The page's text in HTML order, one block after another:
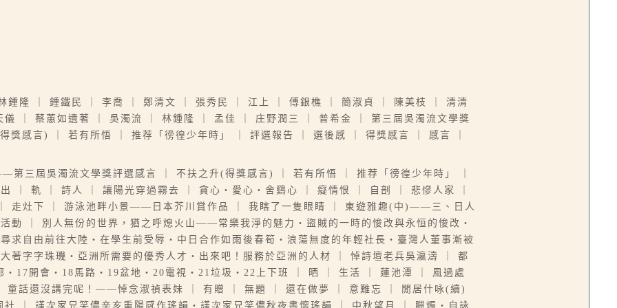
鍾隆 ｜ 鍾鐵民 ｜ 李喬 ｜ 鄭清文 ｜ 張秀民 ｜ 江上 ｜ 傅銀樵 ｜ 簡淑貞 ｜ 陳美枝 ｜ 清清
｜ 蔡蕙如遺著 ｜ 吳濁流 ｜ 林鍾隆 ｜ 孟佳 ｜ 庄野潤三 ｜ 普希金 ｜ 第三屆吳濁流文學獎
獎感言) ｜ 若有所悟 ｜ 推荐「徬徨少年時」 ｜ 評選報告 ｜ 選後感 ｜ 得獎感言 ｜ 感言 ｜
第三屆吳濁流文學獎評選感言 ｜ 不扶之升(得獎感言) ｜ 若有所悟 ｜ 推荐「徬徨少年時」 ｜
｜ 軌 ｜ 詩人 ｜ 讓陽光穿過霧去 ｜ 貪心‧愛心‧舍鷄心 ｜ 癡情恨 ｜ 自剖 ｜ 悲慘人家 ｜
走灶下 ｜ 游泳池畔小景——日本芥川賞作品 ｜ 我瞎了一隻眼睛 ｜ 東遊雅趣(中)——三、日人
動 ｜ 別人無份的世界，猶之呼熄火山——常樂我淨的魅力‧盜賊的一時的悛改與永恒的悛改‧
求自由前往大陸‧在學生前受辱‧中日合作如雨後春筍‧浪蕩無度的年輕社長‧臺灣人董事漸被
字字珠璣‧亞洲所需要的優秀人才‧出來吧！服務於亞洲的人材 ｜ 悼詩壇老兵吳瀛濤 ｜ 都
開會‧18馬路‧19盆地‧20電視‧21垃圾‧22上下班 ｜ 晒 ｜ 生活 ｜ 蓮池潭 ｜ 風過處
話還沒講完呢！——悼念淑禎表妹 ｜ 有贈 ｜ 無題 ｜ 還在做夢 ｜ 意難忘 ｜ 閒居什咏(續)
｜ 謹次家兄笑儂辛亥重陽感作瑤韻‧謹次家兄笑儂秋夜書懷瑤韻 ｜ 中秋望月 ｜ 臘燭‧自詠